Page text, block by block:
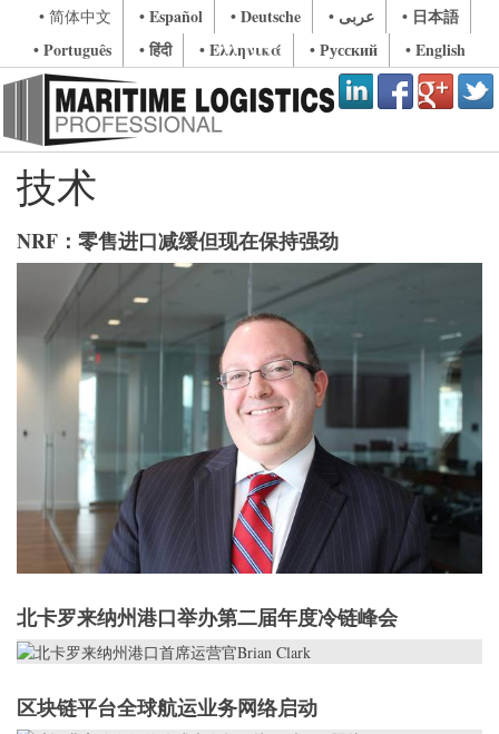
• 简体中文 • Español • Deutsche • عربى
• 日本語
• Português
• हिंदी • Ελληνικά • Русский • English
技术
NRF：零售进口减缓但现在保持强劲
北卡罗来纳州港口举办第二届年度冷链峰会
区块链平台全球航运业务网络启动